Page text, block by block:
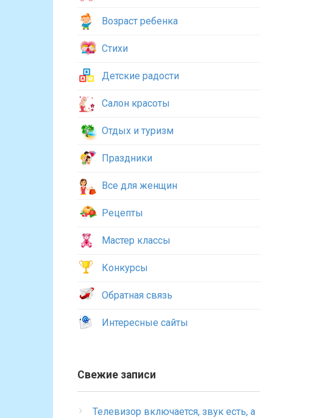
Возраст ребенка
Стихи
Детские радости
Салон красоты
Отдых и туризм
Праздники
Все для женщин
Рецепты
Мастер классы
Конкурсы
Обратная связь
Интересные сайты
Свежие записи
Телевизор включается, звук есть, а